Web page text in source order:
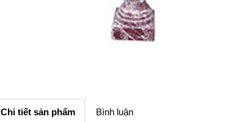
Chi tiết sản phẩm Bình luận